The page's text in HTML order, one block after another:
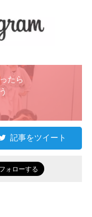
たら
記事をツイート